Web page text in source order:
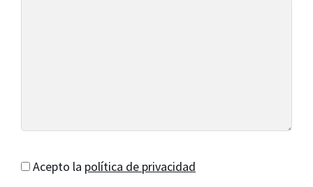
Acepto la política de privacidad